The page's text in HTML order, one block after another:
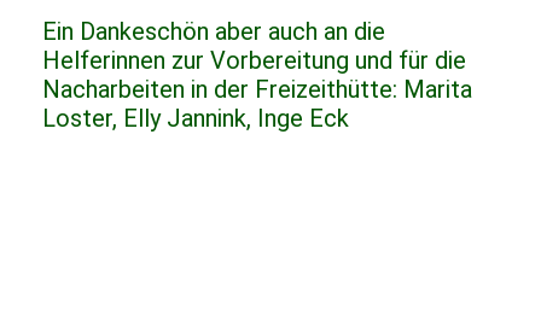
Ein Dankeschön aber auch an die
Helferinnen zur Vorbereitung und für die
Nacharbeiten in der Freizeithütte: Marita
Loster, Elly Jannink, Inge Eck